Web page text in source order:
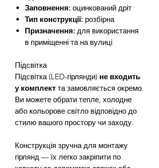
Заповнення: оцинкований дріт
Тип конструкції: розбірна
Призначення: для використання
в приміщенні та на вулиці
Підсвітка
Підсвітка (LED-гірлянди) не входить
у комплект та замовляється окремо.
Ви можете обрати тепле, холодне
або кольорове світло відповідно до
стилю вашого простору чи заходу.
Конструкція зручна для монтажу
гірлянд — їх легко закріпити по